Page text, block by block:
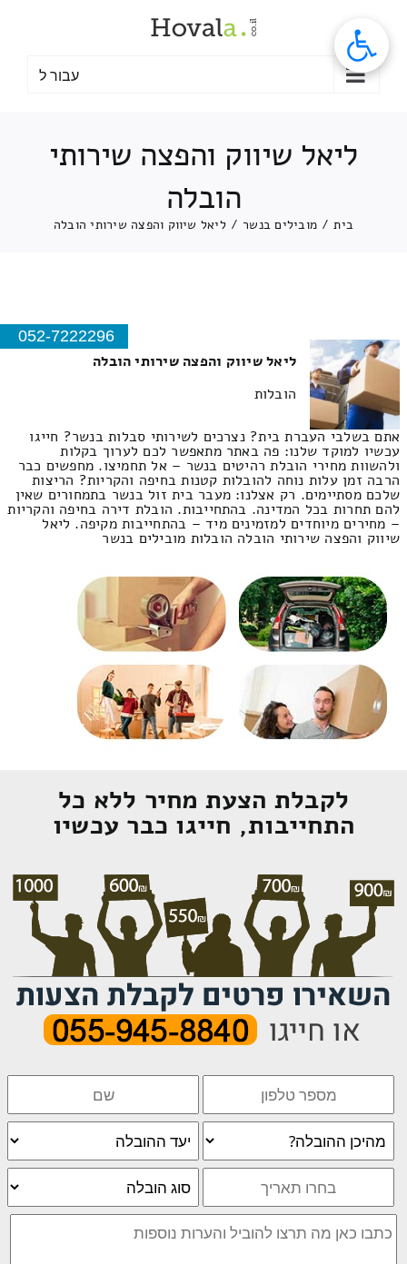
עבור ל
ליאל שיווק והפצה שירותי
הובלה
בית / מובילים בנשר / ליאל שיווק והפצה שירותי הובלה
052-7222296
ליאל שיווק והפצה שירותי הובלה
הובלות
אתם בשלבי העברת בית? נצרכים לשירותי סבלות בנשר? חייגו
עכשיו למוקד שלנו: פה באתר מתאפשר לכם לערוך בקלות
ולהשוות מחירי הובלת רהיטים בנשר – אל תחמיצו. מחפשים כבר
הרבה זמן עלות נוחה להובלות קטנות בחיפה והקריות? הריצות
שלכם מסתיימים. רק אצלנו: מעבר בית זול בנשר בתמחורים שאין
להם תחרות בכל המדינה. בהתחייבות. הובלת דירה בחיפה והקריות
– מחירים מיוחדים למזמינים מיד – בהתחייבות מקיפה. ליאל
שיווק והפצה שירותי הובלה הובלות מובילים בנשר
לקבלת הצעת מחיר ללא כל
התחייבות, חייגו כבר עכשיו